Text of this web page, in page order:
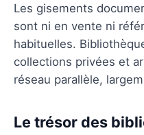
Les gisements
sont ni en vente ni
habituelles.
collections privées et
réseau parallèle,
Le trésor des